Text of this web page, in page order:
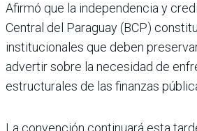
Afirmó que la independencia y
Central del Paraguay (BCP)
institucionales que deben
advertir sobre la necesidad de
estructurales de las finanzas